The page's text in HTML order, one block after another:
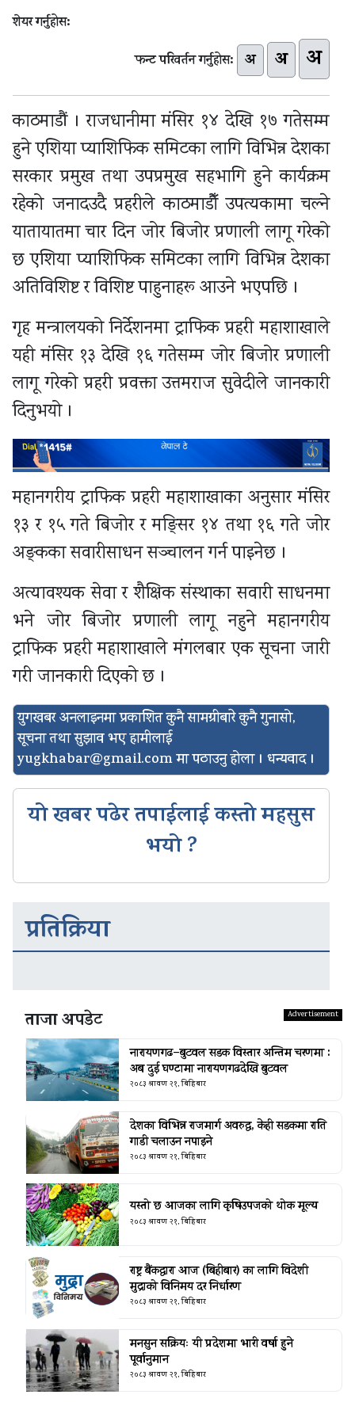
शेयर गर्नुहोस:
फन्ट परिवर्तन गर्नुहोस: अ अ अ
काठमाडौं । राजधानीमा मंसिर १४ देखि १७ गतेसम्म
हुने एशिया प्याशिफिक समिटका लागि विभिन्न देशका
सरकार प्रमुख तथा उपप्रमुख सहभागि हुने कार्यक्रम
रहेको जनादउदै प्रहरीले काठमाडौँ उपत्यकामा चल्ने
यातायातमा चार दिन जोर बिजोर प्रणाली लागू गरेको
छ एशिया प्याशिफिक समिटका लागि विभिन्न देशका
अतिविशिष्ट र विशिष्ट पाहुनाहरू आउने भएपछि ।
गृह मन्त्रालयको निर्देशनमा ट्राफिक प्रहरी महाशाखाले
यही मंसिर १३ देखि १६ गतेसम्म जोर बिजोर प्रणाली
लागू गरेको प्रहरी प्रवक्ता उत्तमराज सुवेदीले जानकारी
दिनुभयो ।
महानगरीय ट्राफिक प्रहरी महाशाखाका अनुसार मंसिर
१३ र १५ गते बिजोर र मङ्सिर १४ तथा १६ गते जोर
अङ्कका सवारीसाधन सञ्चालन गर्न पाइनेछ ।
अत्यावश्यक सेवा र शैक्षिक संस्थाका सवारी साधनमा
भने जोर बिजोर प्रणाली लागू नहुने महानगरीय
ट्राफिक प्रहरी महाशाखाले मंगलबार एक सूचना जारी
गरी जानकारी दिएको छ ।
युगखबर अनलाइनमा प्रकाशित कुनै सामग्रीबारे कुनै गुनासो,
सूचना तथा सुझाव भए हामीलाई
yugkhabar@gmail.comमा पठाउनु होला । धन्यवाद ।
यो खबर पढेर तपाईलाई कस्तो महसुस
भयो ?
प्रतिक्रिया
ताजा अपडेट
नारायणगढ–बुटवल सडक विस्तार अन्तिम चरणमा :
अब दुई घण्टामा नारायणगढदेखि बुटवल
२०८३ श्रावण २१, बिहिबार
देशका विभिन्न राजमार्ग अवरुद्ध, केही सडकमा राति
गाडी चलाउन नपाइने
२०८३ श्रावण २१, बिहिबार
यस्तो छ आजका लागि कृषिउपजको थोक मूल्य
२०८३ श्रावण २१, बिहिबार
राष्ट्र बैंकद्धारा आज (बिहीबार) का लागि विदेशी
मुद्राको विनिमय दर निर्धारण
२०८३ श्रावण २१, बिहिबार
मनसुन सक्रियः यी प्रदेशमा भारी वर्षा हुने
पूर्वानुमान
२०८३ श्रावण २१, बिहिबार